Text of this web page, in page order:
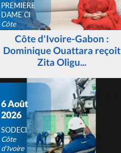
PREMIERE
DAME CI
Côte
d'IvoireCôte d'Ivoire-Gabon :
Dominique Ouattara reçoit
Zita Oligu...
6 Août
2026
SODECI
Côte
d'Ivoire